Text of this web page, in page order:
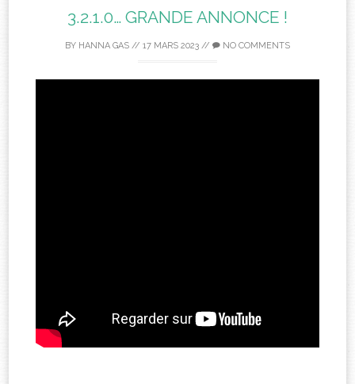
3.2.1.0… GRANDE ANNONCE !
BY HANNA GAS // 17 MARS 2023 // NO COMMENTS